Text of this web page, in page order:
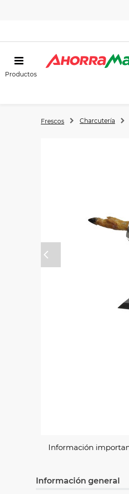
Productos
Frescos Charcutería
Anterior
Información
Información general